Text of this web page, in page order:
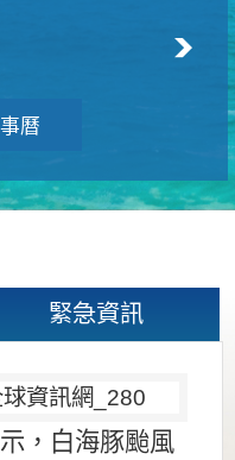
曆
緊急資訊
，白海豚颱風